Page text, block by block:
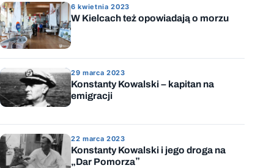
6 kwietnia 2023
W Kielcach też opowiadają o morzu
29 marca 2023
Konstanty Kowalski – kapitan na
emigracji
22 marca 2023
Konstanty Kowalski i jego droga na
„Dar Pomorza”